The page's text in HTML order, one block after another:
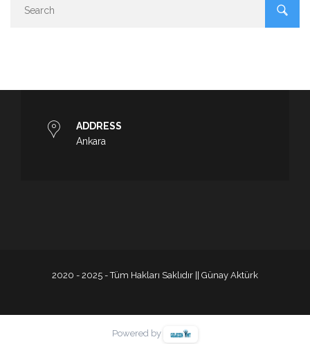
ADDRESS
Ankara
2020 - 2025 - Tüm Hakları Saklıdır || Günay Aktürk
Powered by